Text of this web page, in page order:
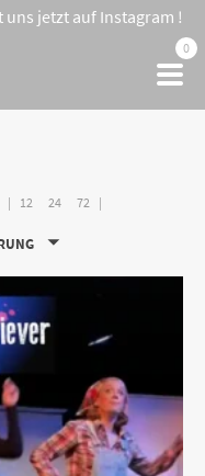
uns jetzt auf Instagram !
0
12 24 72